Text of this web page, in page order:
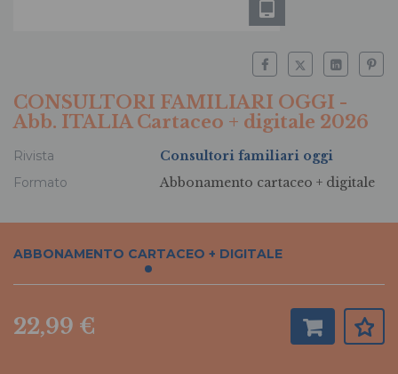
CONSULTORI FAMILIARI OGGI -
Abb. ITALIA Cartaceo + digitale 2026
Rivista
Consultori familiari oggi
Formato
Abbonamento cartaceo + digitale
ABBONAMENTO CARTACEO + DIGITALE
22,99 €